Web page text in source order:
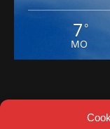
7 °
MO